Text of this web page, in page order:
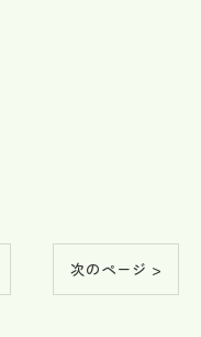
次のページ >